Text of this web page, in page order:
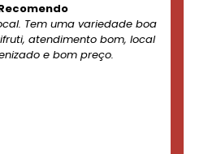
Tem uma variedade boa
atendimento bom, local
e bom preço.